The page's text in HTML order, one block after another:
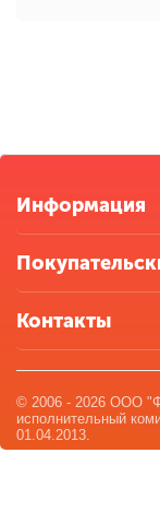
Информация
Контакты
© 2006 - 2026 ООО
исполнительный
01.04.2013.